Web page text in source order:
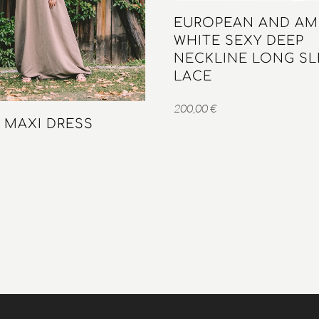
MAXI DRESS
EUROPEAN AND
WHITE SEXY DEEP
NECKLINE LONG
LACE
200,00€